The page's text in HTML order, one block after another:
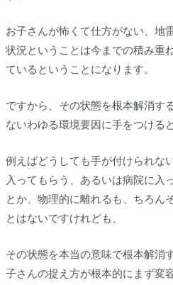
お子さんが怖くて仕方がない、地
状況ということは今までの積み重
ているということになります。
ですから、その状態を根本解消す
ないわゆる環境要因に手をつける
例えばどうしても手が付けられな
入ってもらう、あるいは病院に入
とか、物理的に離れるも、ちろん
とはないですけれども、
その状態を本当の意味で根本解消
子さんの捉え方が根本的にまず変